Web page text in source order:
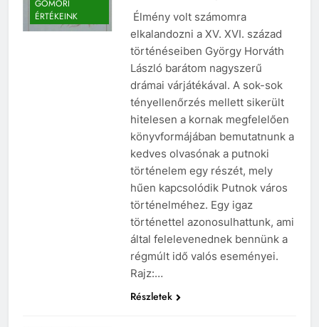
GÖMÖRI
ÉRTÉKEINK
Élmény volt számomra
elkalandozni a XV. XVI. század
történéseiben György Horváth
László barátom nagyszerű
drámai várjátékával. A sok-sok
tényellenőrzés mellett sikerült
hitelesen a kornak megfelelően
könyvformájában bemutatnunk a
kedves olvasónak a putnoki
történelem egy részét, mely
hűen kapcsolódik Putnok város
történelméhez. Egy igaz
történettel azonosulhattunk, ami
által felelevenednek bennünk a
régmúlt idő valós eseményei.
Rajz:…
Részletek